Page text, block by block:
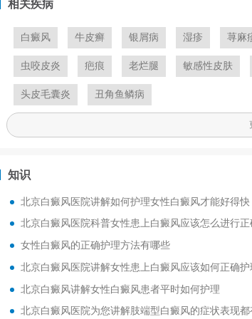
相关疾病
白癜风 牛皮癣 银屑病 湿疹 荨麻
虫咬皮炎 疤痕 老烂腿 敏感性皮肤
头皮毛囊炎 丑角鱼鳞病
知识
北京白癜风医院讲解如何护理女性白癜风才能好得快
北京白癜风医院科普女性患上白癜风应该怎么进行正
女性白癜风的正确护理方法有哪些
北京白癜风医院讲解女性患上白癜风应该如何正确护
北京白癜风讲解女性白癜风患者平时如何护理
北京白癜风医院为您讲解肢端型白癜风的症状表现